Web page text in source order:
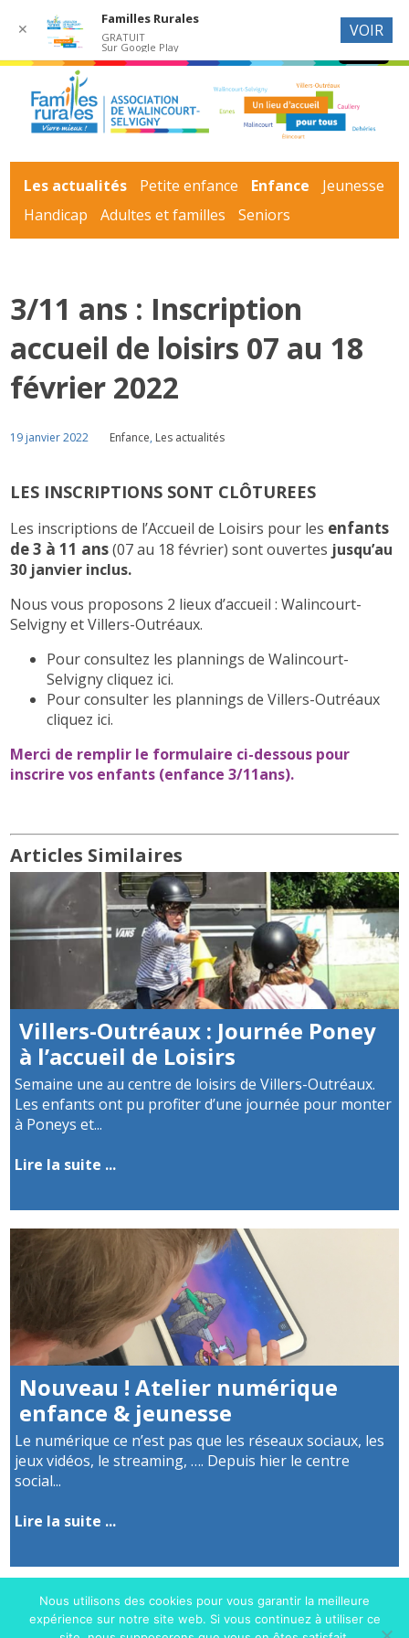
Les actualités Petite enfance Enfance
Jeunesse
Handicap
Adultes et familles Seniors
3/11 ans : Inscription
accueil de loisirs 07 au 18
février 2022
19 janvier 2022 Enfance, Les actualités
LES INSCRIPTIONS SONT CLÔTUREES
Les inscriptions de l’Accueil de Loisirs pour les enfants
de 3 à 11 ans(07 au 18 février) sont ouvertes jusqu’au
30 janvier inclus.
Nous vous proposons 2 lieux d’accueil : Walincourt-
Selvigny et Villers-Outréaux.
Pour consultez les plannings de Walincourt-
Selvigny cliquez ici.
Pour consulter les plannings de Villers-Outréaux
cliquez ici.
Merci de remplir le formulaire ci-dessous pour
inscrire vos enfants (enfance 3/11ans).
Articles Similaires
Villers-Outréaux : Journée Poney
à l’accueil de Loisirs
Semaine une au centre de loisirs de Villers-Outréaux.
Les enfants ont pu profiter d’une journée pour monter
à Poneys et...
Lire la suite ...
Nouveau ! Atelier numérique
enfance & jeunesse
Le numérique ce n’est pas que les réseaux sociaux, les
jeux vidéos, le streaming, …. Depuis hier le centre
social...
Lire la suite ...
Nous utilisons des cookies pour vous garantir la meilleure
expérience sur notre site web. Si vous continuez à utiliser ce
✕
Familles Rurales
GRATUIT
Sur Google Play
VOIR